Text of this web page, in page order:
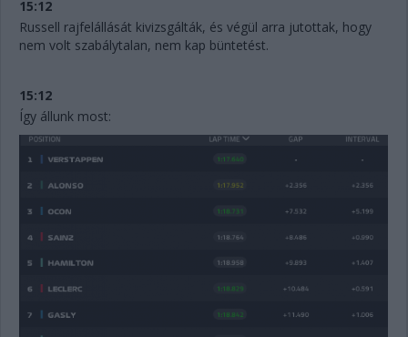
15:12
Russell rajfelállását kivizsgálták, és végül arra jutottak, hogy
nem volt szabálytalan, nem kap büntetést.
15:12
Így állunk most: